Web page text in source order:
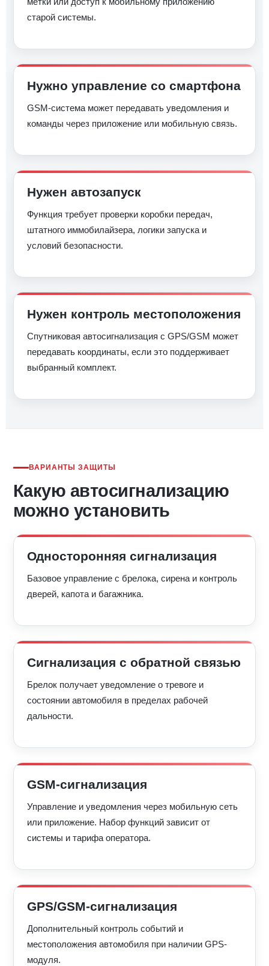
старой системы.
Нужно управление со смартфона
GSM-система может передавать уведомления и
команды через приложение или мобильную связь.
Нужен автозапуск
Функция требует проверки коробки передач,
штатного иммобилайзера, логики запуска и
условий безопасности.
Нужен контроль местоположения
Спутниковая автосигнализация с GPS/GSM может
передавать координаты, если это поддерживает
выбранный комплект.
ВАРИАНТЫ ЗАЩИТЫ
Какую автосигнализацию
можно установить
Односторонняя сигнализация
Базовое управление с брелока, сирена и контроль
дверей, капота и багажника.
Сигнализация с обратной связью
Брелок получает уведомление о тревоге и
состоянии автомобиля в пределах рабочей
дальности.
GSM-сигнализация
Управление и уведомления через мобильную сеть
или приложение. Набор функций зависит от
системы и тарифа оператора.
GPS/GSM-сигнализация
Дополнительный контроль событий и
местоположения автомобиля при наличии GPS-
модуля.